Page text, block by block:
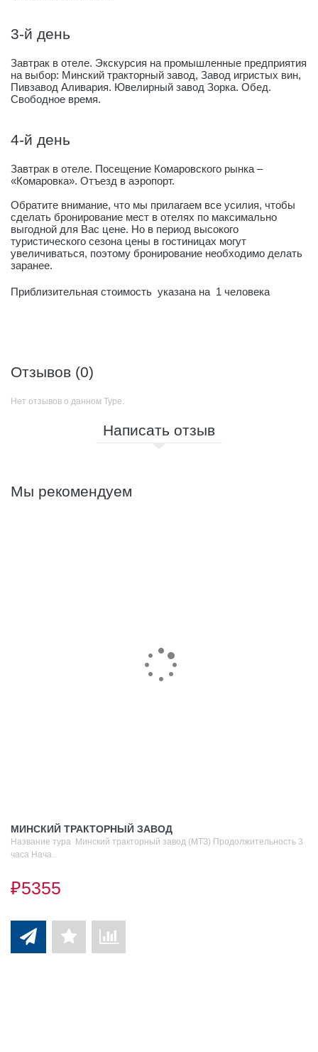
3-й день
Завтрак в отеле. Экскурсия на промышленные предприятия
на выбор: Минский тракторный завод, Завод игристых вин,
Пивзавод Аливария. Ювелирный завод Зорка. Обед.
Свободное время.
4-й день
Завтрак в отеле. Посещение Комаровского рынка –
«Комаровка». Отъезд в аэропорт.
Обратите внимание, что мы прилагаем все усилия, чтобы
сделать бронирование мест в отелях по максимально
выгодной для Вас цене. Но в период высокого
туристического сезона цены в гостиницах могут
увеличиваться, поэтому бронирование необходимо делать
заранее.
Приблизительная стоимость указана на 1 человека
Отзывов (0)
Нет отзывов о данном Туре.
Написать отзыв
Мы рекомендуем
МИНСКИЙ ТРАКТОРНЫЙ ЗАВОД
Название тура Минский тракторный завод (МТЗ) Продолжительность 3
часа Нача..
₽5355